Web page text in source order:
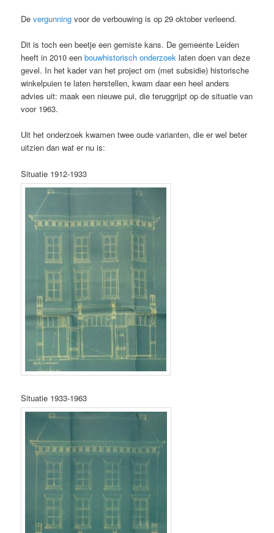
Devergunning voor de verbouwing is op 29 oktober verleend.
Dit is toch een beetje een gemiste kans. De gemeente Leiden
heeft in 2010 eenbouwhistorisch onderzoek laten doen van deze
gevel. In het kader van het project om (met subsidie) historische
winkelpuien te laten herstellen, kwam daar een heel anders
advies uit: maak een nieuwe pui, die teruggrijpt op de situatie van
voor 1963.
Uit het onderzoek kwamen twee oude varianten, die er wel beter
uitzien dan wat er nu is:
Situatie 1912-1933
Situatie 1933-1963